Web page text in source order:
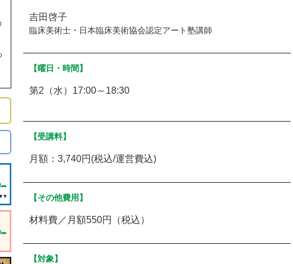
吉田啓子
臨床美術士・日本臨床美術協会認定アート塾講師
【曜日・時間】
第2（水）17:00～18:30
【受講料】
月額：3,740円(税込/運営費込)
【その他費用】
材料費／月額550円（税込）
【対象】